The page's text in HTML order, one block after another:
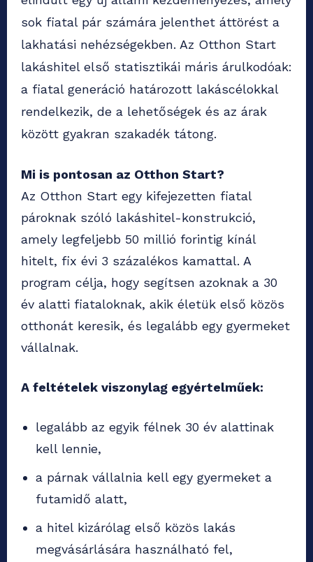
sok fiatal pár számára jelenthet áttörést a
lakhatási nehézségekben. Az Otthon Start
lakáshitel első statisztikái máris árulkodóak:
a fiatal generáció határozott lakáscélokkal
rendelkezik, de a lehetőségek és az árak
között gyakran szakadék tátong.
Mi is pontosan az Otthon Start?
Az Otthon Start egy kifejezetten fiatal
pároknak szóló lakáshitel-konstrukció,
amely legfeljebb 50 millió forintig kínál
hitelt, fix évi 3 százalékos kamattal. A
program célja, hogy segítsen azoknak a 30
év alatti fiataloknak, akik életük első közös
otthonát keresik, és legalább egy gyermeket
vállalnak.
A feltételek viszonylag egyértelműek:
legalább az egyik félnek 30 év alattinak
kell lennie,
a párnak vállalnia kell egy gyermeket a
futamidő alatt,
a hitel kizárólag első közös lakás
megvásárlására használható fel,